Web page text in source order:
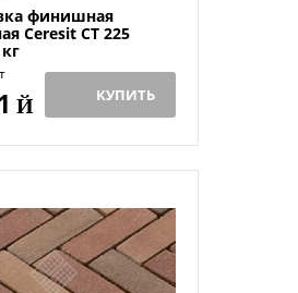
финишная
Ceresit CT 225
Й КУПИТЬ